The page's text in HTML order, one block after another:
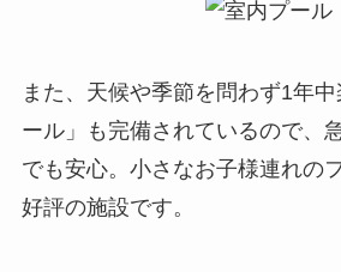
また、天候や季節を問わず1年
ール」も完備されているので、
でも安心。小さなお子様連れの
好評の施設です。